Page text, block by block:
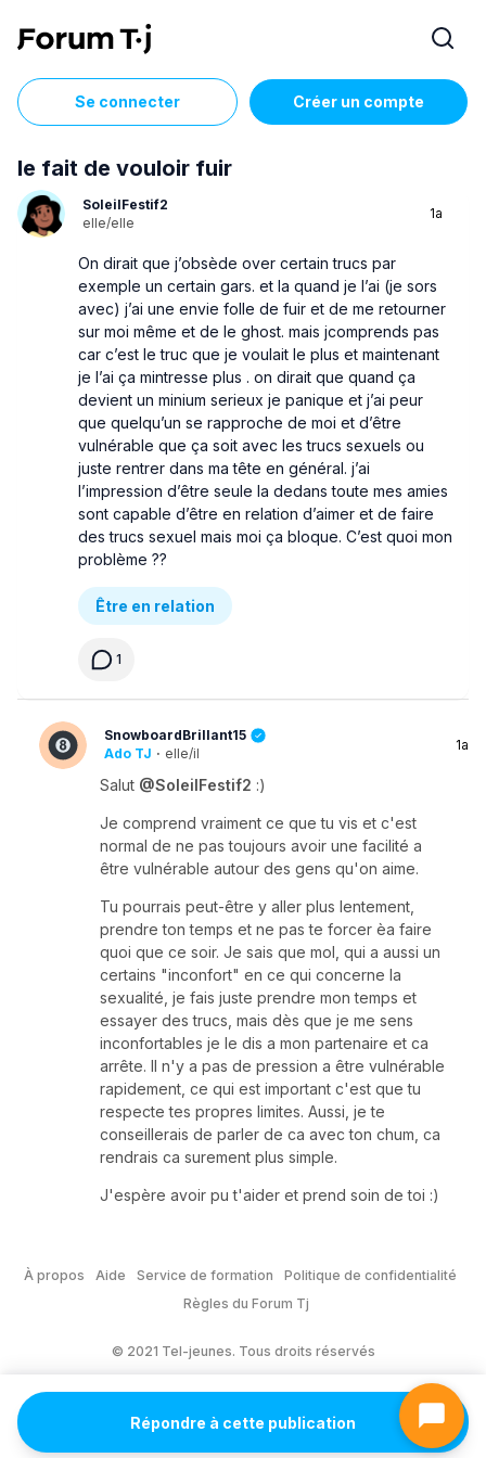
Se connecter Créer un compte
le fait de vouloir fuir
SoleilFestif2
elle/elle
1a
On dirait que j’obsède over certain trucs par
exemple un certain gars. et la quand je l’ai (je sors
avec) j’ai une envie folle de fuir et de me retourner
sur moi même et de le ghost. mais jcomprends pas
car c’est le truc que je voulait le plus et maintenant
je l’ai ça mintresse plus . on dirait que quand ça
devient un minium serieux je panique et j’ai peur
que quelqu’un se rapproche de moi et d’être
vulnérable que ça soit avec les trucs sexuels ou
juste rentrer dans ma tête en général. j’ai
l’impression d’être seule la dedans toute mes amies
sont capable d’être en relation d’aimer et de faire
des trucs sexuel mais moi ça bloque. C’est quoi mon
problème ??
Être en relation
1
SnowboardBrillant15
Ado TJ · elle/il
1a
Salut @SoleilFestif2 :)
Je comprend vraiment ce que tu vis et c'est
normal de ne pas toujours avoir une facilité a
être vulnérable autour des gens qu'on aime.
Tu pourrais peut-être y aller plus lentement,
prendre ton temps et ne pas te forcer èa faire
quoi que ce soir. Je sais que mol, qui a aussi un
certains "inconfort" en ce qui concerne la
sexualité, je fais juste prendre mon temps et
essayer des trucs, mais dès que je me sens
inconfortables je le dis a mon partenaire et ca
arrête. Il n'y a pas de pression a être vulnérable
rapidement, ce qui est important c'est que tu
respecte tes propres limites. Aussi, je te
conseillerais de parler de ca avec ton chum, ca
rendrais ca surement plus simple.
J'espère avoir pu t'aider et prend soin de toi :)
Répondre à cette publication
À propos Aide Service de formation
Politique de confidentialité
Règles du Forum Tj
© 2021 Tel-jeunes. Tous droits réservés